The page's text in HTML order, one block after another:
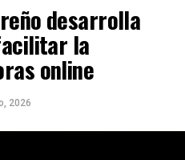
desarrolla
la
online
2026